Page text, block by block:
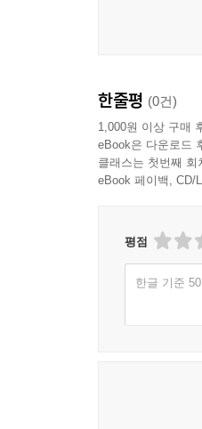
한줄평 (0건)
1,000원 이상 구매
eBook은 다운로드
클래스는 첫번째
eBook 페이백, CD/
평점
한글 기준